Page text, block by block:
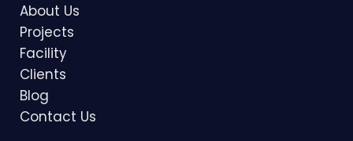
About Us
Projects
Facility
Clients
Blog
Contact Us